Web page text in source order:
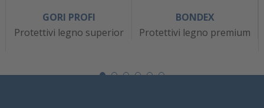
GORI PROFI
Protettivi legno superior
BONDEX
Protettivi legno premium